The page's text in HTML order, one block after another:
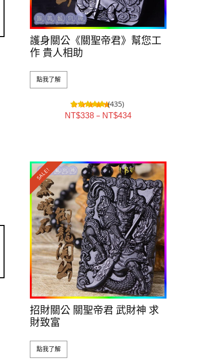
護身關公《關聖帝君》幫您工
作 貴人相助
點我了解
(435)
NT$338 – NT$434
SALE!
招財關公 關聖帝君 武財神 求
財致富
點我了解